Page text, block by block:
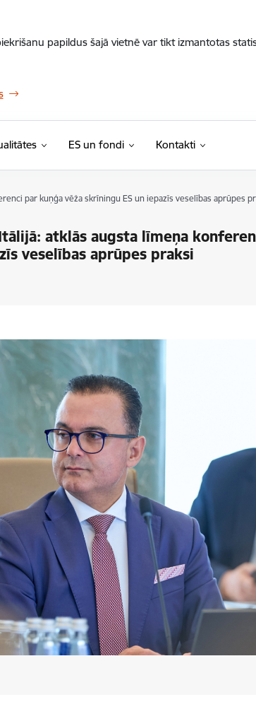
papildus šajā vietnē var tikt izmantotas
ES un fondi Kontakti
par kuņģa vēža skrīningu ES un iepazīs veselības aprūpes
atklās augsta līmeņa
veselības aprūpes praksi